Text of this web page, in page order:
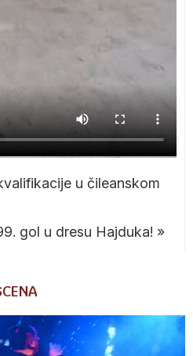
u čileanskom
gol u dresu Hajduka! »